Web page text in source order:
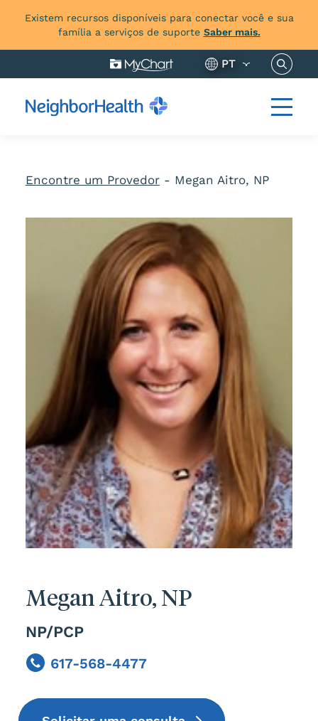
Existem recursos disponíveis para conectar você e sua
família a serviços de suporte Saber mais.
PT
Encontre um Provedor- Megan Aitro, NP
Megan Aitro, NP
NP/PCP
617-568-4477
Phone